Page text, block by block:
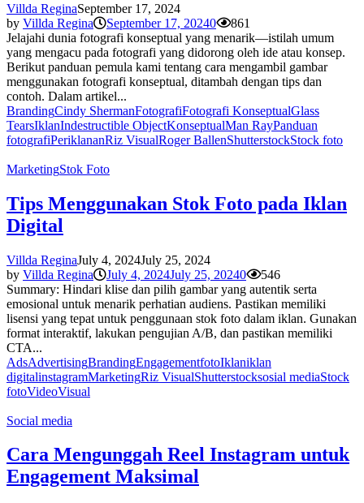
Villda ReginaSeptember 17, 2024
by Villda Regina September 17, 20240
861
Jelajahi dunia fotografi konseptual yang menarik—istilah umum
yang mengacu pada fotografi yang didorong oleh ide atau konsep.
Berikut panduan pemula kami tentang cara mengambil gambar
menggunakan fotografi konseptual, ditambah dengan tips dan
contoh. Dalam artikel...
BrandingCindy ShermanFotografiFotografi KonseptualGlass
TearsIklanIndestructible ObjectKonseptualMan RayPanduan
fotografiPeriklananRiz VisualRoger BallenShutterstockStock foto
MarketingStok Foto
Tips Menggunakan Stok Foto pada Iklan
Digital
Villda ReginaJuly 4, 2024July 25, 2024
by Villda Regina July 4, 2024July 25, 20240
546
Summary: Hindari klise dan pilih gambar yang autentik serta
emosional untuk menarik perhatian audiens. Pastikan memiliki
lisensi yang tepat untuk penggunaan stok foto dalam iklan. Gunakan
format interaktif, lakukan pengujian A/B, dan pastikan memiliki
CTA...
AdsAdvertisingBrandingEngagementfotoIklaniklan
digitalinstagramMarketingRiz VisualShutterstocksosial mediaStock
fotoVideoVisual
Social media
Cara Mengunggah Reel Instagram untuk
Engagement Maksimal